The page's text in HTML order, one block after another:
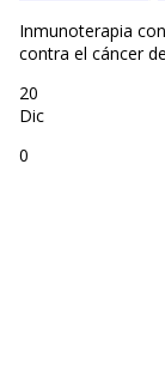
Inmunoterapia
contra el cáncer
20
Dic
0